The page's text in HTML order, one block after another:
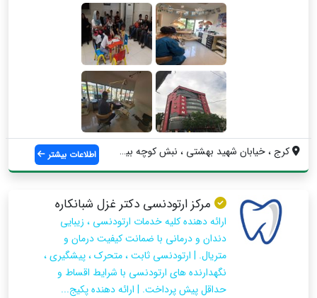
کرج ، خیابان شهید بهشتی ، نبش کوچه بیمار... اطلاعات بیشتر
مركز ارتودنسى دكتر غزل شبانكاره
ارائه دهنده كليه خدمات ارتودنسى ، زيبايى
دندان و درمانى با ضمانت كيفيت درمان و
متريال. | ارتودنسى ثابت ، متحرك ، پيشگيرى ،
نگهدارنده هاى ارتودنسى با شرايط اقساط و
حداقل پيش پرداخت. | ارائه دهنده پكيج...